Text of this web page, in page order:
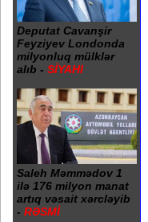
Deputat Cavanşir
Feyziyev Londonda
milyonluq mülklər
alıb - SİYAHI
Saleh Məmmədov 1
ilə 176 milyon manat
artıq vəsait xərcləyib
- RƏSMİ